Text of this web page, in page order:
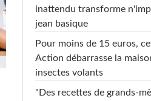
inattendu transforme
jean basique
Pour moins de 15 euros,
Action débarrasse la
insectes volants
"Des recettes de grands-